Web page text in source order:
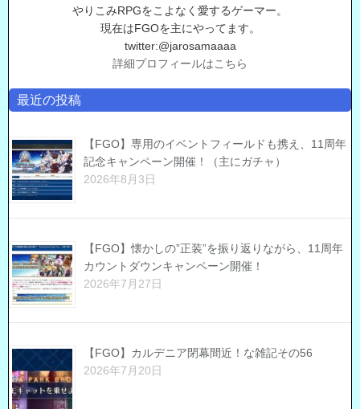
やりこみRPGをこよなく愛するゲーマー。
現在はFGOを主にやってます。
twitter:@jarosamaaaa
詳細プロフィールはこちら
最近の投稿
【FGO】専用のイベントフィールドも携え、11周年
記念キャンペーン開催！（主にガチャ）
2026年8月3日
【FGO】懐かしの”正装”を振り返りながら、11周年
カウントダウンキャンペーン開催！
2026年7月27日
【FGO】カルデニア閉幕間近！な雑記その56
2026年7月20日